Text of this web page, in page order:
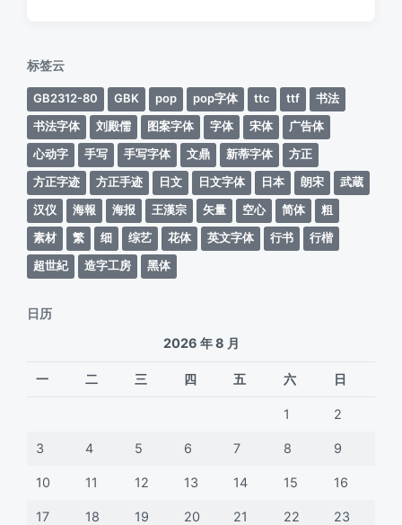
标签云
GB2312-80 GBK pop pop字体 ttc ttf
书法
书法字体
刘殿儒 图案字体 字体 宋体
广告体
心动字
手写 手写字体 文鼎 新蒂字体
方正
方正字迹
方正手迹 日文 日文字体 日本 朗宋
武蔵
汉仪
海報 海报 王漢宗 矢量 空心 简体
粗
素材
繁 细 综艺 花体 英文字体 行书
行楷
超世紀
造字工房 黑体
日历
2026 年 8 月
一 二 三 四 五 六 日
1 2
3 4 5 6 7 8 9
10 11 12 13 14 15 16
17 18 19 20 21 22 23